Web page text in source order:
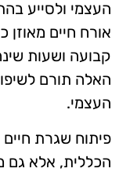
העצמי ולסייע
אורח חיים מאוזן
קבועה ושעות
האלה תורם
העצמי.
פיתוח שגרת
הכללית, אלא גם